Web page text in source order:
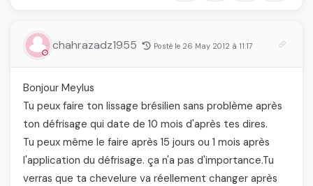
chahrazadz1955 Posté le 26 May 2012 à 11:17
Bonjour Meylus
Tu peux faire ton lissage brésilien sans problème après
ton défrisage qui date de 10 mois d'après tes dires.
Tu peux même le faire après 15 jours ou 1 mois après
l'application du défrisage. ça n'a pas d'importance.Tu
verras que ta chevelure va réellement changer après